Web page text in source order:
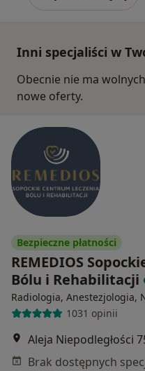
Inni specjaliści w
Obecnie nie ma
nowe oferty.
Bezpieczne płatności
REMEDIOS
Bólu i Rehabilitacji
Radiologia, Anestezjologia,
1031 opinii
Aleja Niepodległości